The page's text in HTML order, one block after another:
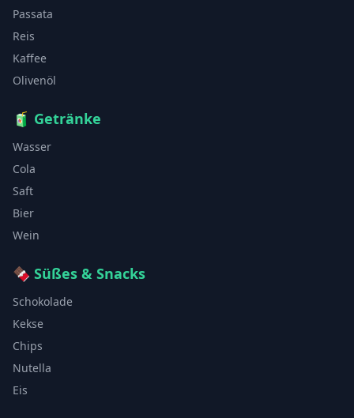
Passata
Reis
Kaffee
Olivenöl
🧃 Getränke
Wasser
Cola
Saft
Bier
Wein
🍫 Süßes & Snacks
Schokolade
Kekse
Chips
Nutella
Eis